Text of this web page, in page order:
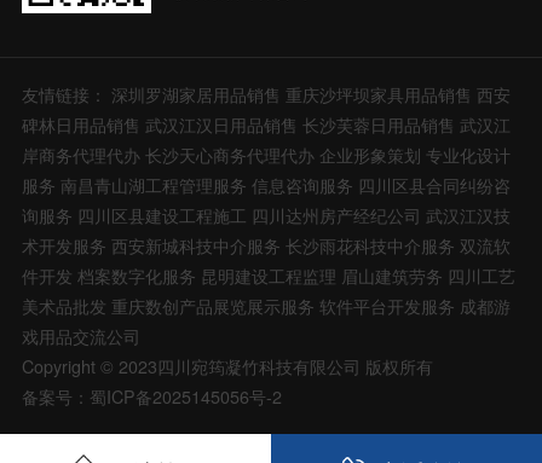
友情链接： 深圳罗湖家居用品销售 重庆沙坪坝家具用品销售 西安
碑林日用品销售 武汉江汉日用品销售 长沙芙蓉日用品销售 武汉江
岸商务代理代办 长沙天心商务代理代办 企业形象策划 专业化设计
服务 南昌青山湖工程管理服务 信息咨询服务 四川区县合同纠纷咨
询服务 四川区县建设工程施工 四川达州房产经纪公司 武汉江汉技
术开发服务 西安新城科技中介服务 长沙雨花科技中介服务 双流软
件开发 档案数字化服务 昆明建设工程监理 眉山建筑劳务 四川工艺
美术品批发 重庆数创产品展览展示服务 软件平台开发服务 成都游
戏用品交流公司
Copyright © 2023四川宛筠凝竹科技有限公司 版权所有
备案号：蜀ICP备2025145056号-2